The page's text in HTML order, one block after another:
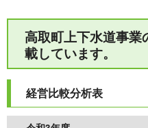
高取町上下水道事業
載しています。
経営比較分析表